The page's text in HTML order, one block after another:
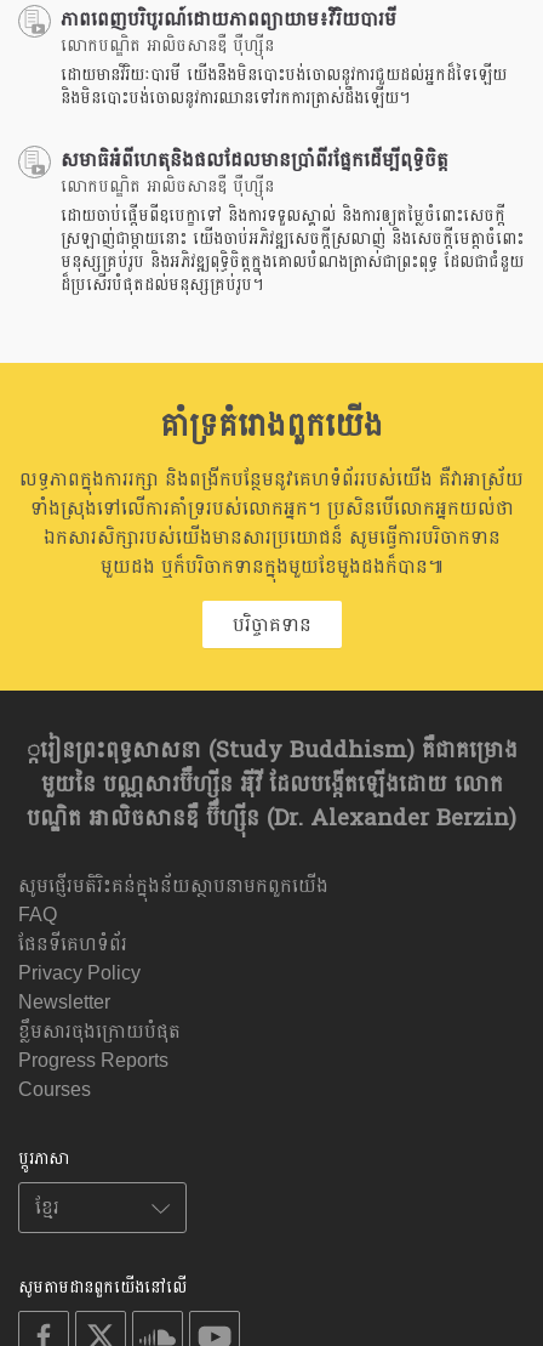
ភាពពេញបរិបូរណ៍ដោយភាពព្យាយាម៖វិរិយបារមី
លោកបណ្ឌិត អាលិចសានឌឺ បុឺហ្សុីន
ដោយមានវិរិយៈបារមី យើងនឹងមិនបោះបង់ចោលនូវការជួយដល់អ្នកដ៏ទៃឡើយ
និងមិនបោះបង់ចោលនូវការឈានទៅរកការត្រាស់ដឹងឡើយ។
សមាធិអំពីហេតុនិងផលដែលមានប្រាំពីរផ្នែកដើម្បីពុទ្ធិចិត្ត
លោកបណ្ឌិត អាលិចសានឌឺ បុឺហ្សុីន
ដោយចាប់ផ្តើមពីឧបេក្ខាទៅ និងការទទួលស្គាល់ និងការឲ្យតម្លៃចំពោះសេចក្តី
ស្រឡាញ់ជាម្តាយនោះ យើងចាប់អភិវឌ្ឍសេចក្តីស្រលាញ់ និងសេចក្តីមេត្តាចំពោះ
មនុស្សគ្រប់រូប និងអភិវឌ្ឍពុទ្ធិចិត្តក្នុងគោលបំណងត្រាស់ជាព្រះពុទ្ធ ដែលជាជំនួយ
ដ៏ប្រសើរបំផុតដល់មនុស្សគ្រប់រូប។
គាំទ្រគំរោងពួកយើង
លទ្ធភាពក្នុងការរក្សា និងពង្រីកបន្ថែមនូវគេហទំព័ររបស់យើង គឺវាអាស្រ័យ
ទាំងស្រុងទៅលើការគាំទ្ររបស់លោកអ្នក។ ប្រសិនបើលោកអ្នកយល់ថា
ឯកសារសិក្សារបស់យើងមានសារប្រយោជន៏ សូមធ្វើការបរិចាកទាន
មួយដង ឬក៏បរិចាកទានក្នុងមួយខែមួងដងក៏បាន៕
បរិច្ចាគទាន
្ករៀនព្រះពុទ្ធសាសនា​ (Study Buddhism) គឺជាគម្រោង
មួយនៃ បណ្ណសារប៊ឺហ្សុីន អុីវី ដែលបង្កើតឡើងដោយ លោក
បណ្ឌិត អាលិចសានឌឺ ប៊ឺហ្សុីន (Dr. Alexander Berzin)
សូមផ្ញើរមតិរិះគន់ក្នុងន័យស្ថាបនាមកពួកយើង
FAQ
ផែនទីគេហទំព័រ
Privacy Policy
Newsletter
ខ្លឹមសារចុងក្រោយបំផុត
Progress Reports
Courses
ប្តូរភាសា
សូមតាមដានពួកយើងនៅលើ
on
on on on